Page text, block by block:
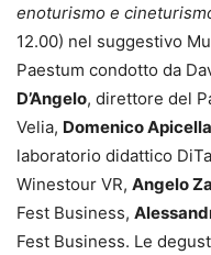
enoturismo e
12.00) nel suggestivo
Paestum condotto da
D’Angelo, direttore del
Velia, Domenico Apicella
laboratorio didattico
Winestour VR, Angelo
Fest Business,
Fest Business. Le